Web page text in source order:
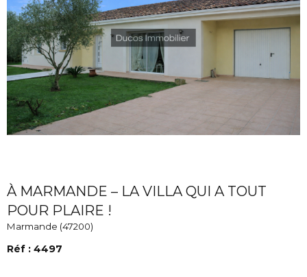
À MARMANDE – LA VILLA QUI A TOUT
POUR PLAIRE !
Marmande (47200)
Réf : 4497